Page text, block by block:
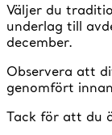
Väljer du
underlag till
december.
Observera att
genomfört
Tack för att du